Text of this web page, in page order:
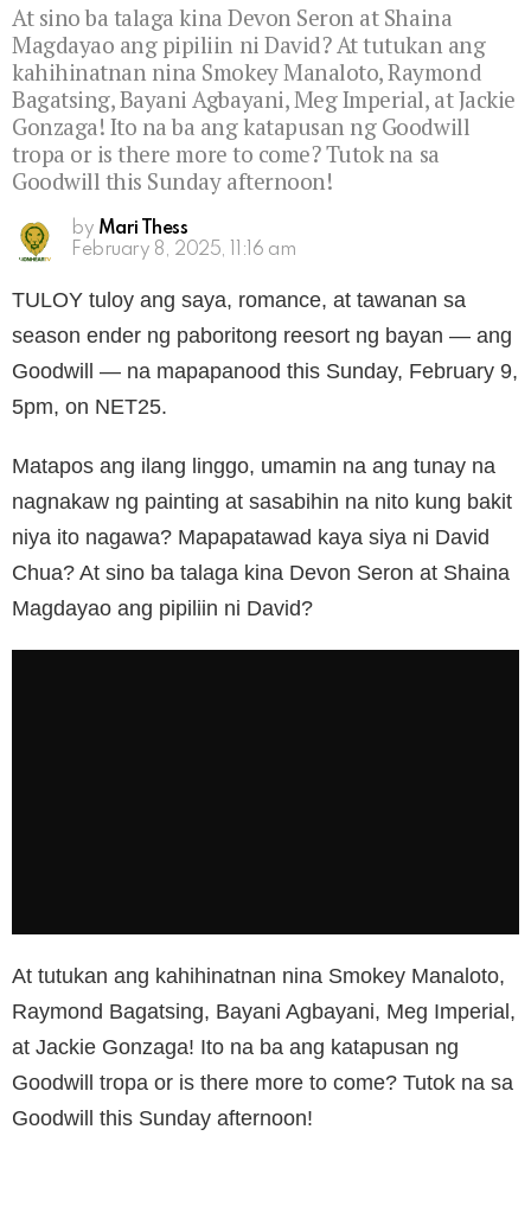
At sino ba talaga kina Devon Seron at Shaina
Magdayao ang pipiliin ni David? At tutukan ang
kahihinatnan nina Smokey Manaloto, Raymond
Bagatsing, Bayani Agbayani, Meg Imperial, at Jackie
Gonzaga! Ito na ba ang katapusan ng Goodwill
tropa or is there more to come? Tutok na sa
Goodwill this Sunday afternoon!
by Mari Thess
February 8, 2025, 11:16 am
TULOY tuloy ang saya, romance, at tawanan sa
season ender ng paboritong reesort ng bayan — ang
Goodwill — na mapapanood this Sunday, February 9,
5pm, on NET25.
Matapos ang ilang linggo, umamin na ang tunay na
nagnakaw ng painting at sasabihin na nito kung bakit
niya ito nagawa? Mapapatawad kaya siya ni David
Chua? At sino ba talaga kina Devon Seron at Shaina
Magdayao ang pipiliin ni David?
At tutukan ang kahihinatnan nina Smokey Manaloto,
Raymond Bagatsing, Bayani Agbayani, Meg Imperial,
at Jackie Gonzaga! Ito na ba ang katapusan ng
Goodwill tropa or is there more to come? Tutok na sa
Goodwill this Sunday afternoon!